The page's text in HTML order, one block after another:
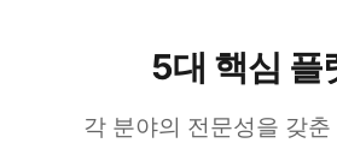
5대 핵심 플
각 분야의 전문성을 갖춘